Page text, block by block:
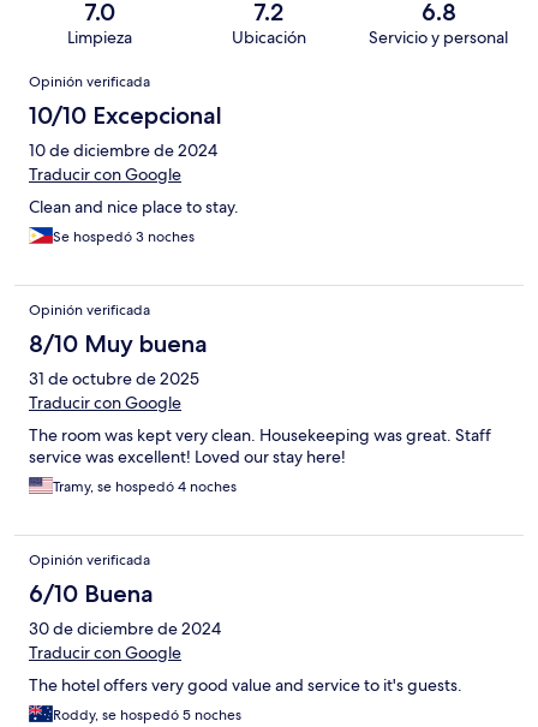
7.0
Limpieza
7.2
Ubicación
6.8
Servicio y personal
Opiniones
Opinión verificada
10/10 Excepcional
10 de diciembre de 2024
Traducir con Google
Clean and nice place to stay.
Se hospedó 3 noches
Opinión verificada
8/10 Muy buena
31 de octubre de 2025
Traducir con Google
The room was kept very clean. Housekeeping was great. Staff
service was excellent! Loved our stay here!
Tramy, se hospedó 4 noches
Opinión verificada
6/10 Buena
30 de diciembre de 2024
Traducir con Google
The hotel offers very good value and service to it's guests.
Roddy, se hospedó 5 noches